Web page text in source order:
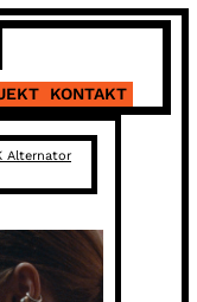
KONTAKT
Alternator